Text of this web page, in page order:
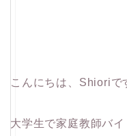
こんにちは、Shioriで
大学生で家庭教師バイ